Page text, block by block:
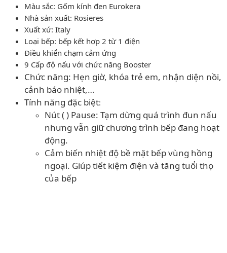
Màu sắc: Gốm kính đen Eurokera
Nhà sản xuất: Rosieres
Xuất xứ: Italy
Loại bếp: bếp kết hợp 2 từ 1 điện
Điều khiển chạm cảm ứng
9 Cấp độ nấu với chức năng Booster
Chức năng: Hẹn giờ, khóa trẻ em, nhận diện nồi,
cảnh báo nhiệt,…
Tính năng đặc biệt:
Nút ( ) Pause: Tạm dừng quá trình đun nấu
nhưng vẫn giữ chương trình bếp đang hoạt
động.
Cảm biến nhiệt độ bề mặt bếp vùng hồng
ngoại. Giúp tiết kiệm điện và tăng tuổi thọ
của bếp